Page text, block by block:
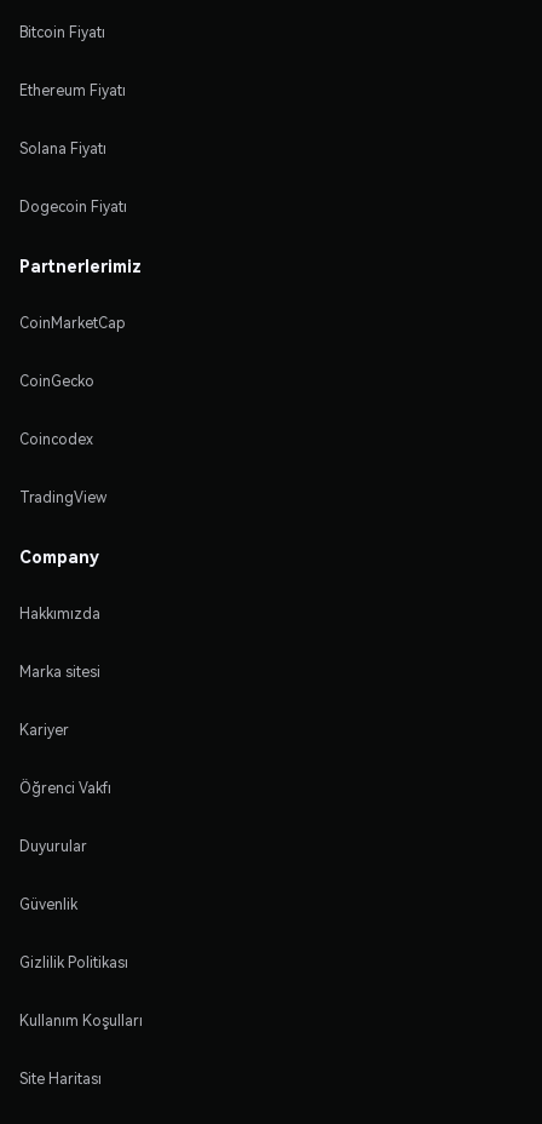
Bitcoin Fiyatı
Ethereum Fiyatı
Solana Fiyatı
Dogecoin Fiyatı
Partnerlerimiz
CoinMarketCap
CoinGecko
Coincodex
TradingView
Company
Hakkımızda
Marka sitesi
Kariyer
Öğrenci Vakfı
Duyurular
Güvenlik
Gizlilik Politikası
Kullanım Koşulları
Site Haritası